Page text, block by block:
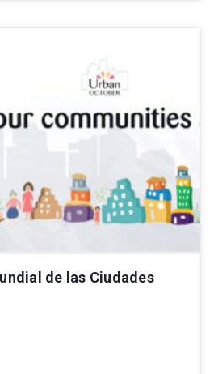
de las Ciudades